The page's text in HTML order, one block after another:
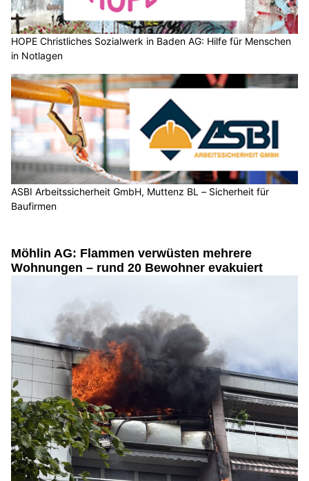
HOPE Christliches Sozialwerk in Baden AG: Hilfe für Menschen
in Notlagen
ASBI Arbeitssicherheit GmbH, Muttenz BL – Sicherheit für
Baufirmen
Möhlin AG: Flammen verwüsten mehrere
Wohnungen – rund 20 Bewohner evakuiert